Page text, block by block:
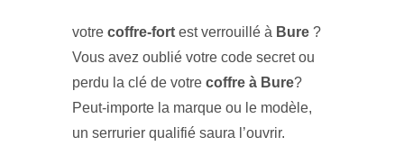
votre coffre-fort est verrouillé à Bure ?
Vous avez oublié votre code secret ou
perdu la clé de votre coffre à Bure?
Peut-importe la marque ou le modèle,
un serrurier qualifié saura l’ouvrir.